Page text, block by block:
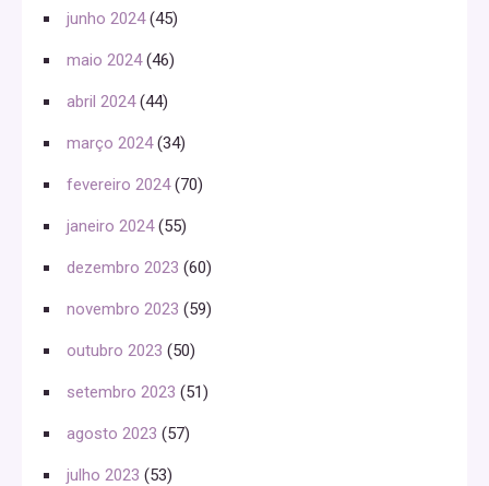
junho 2024(45)
maio 2024(46)
abril 2024(44)
março 2024(34)
fevereiro 2024(70)
janeiro 2024(55)
dezembro 2023 (60)
novembro 2023 (59)
outubro 2023 (50)
setembro 2023 (51)
agosto 2023 (57)
julho 2023 (53)